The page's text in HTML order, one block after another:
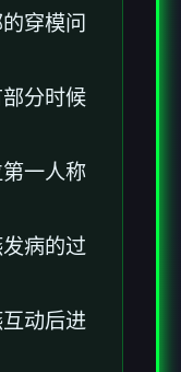
穿模问
分时候
一人称
病的过
动后进